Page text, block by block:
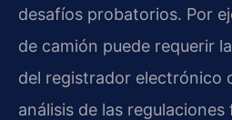
desafíos probatorios. Por
de camión puede requerir
del registrador electrónico
análisis de las regulaciones